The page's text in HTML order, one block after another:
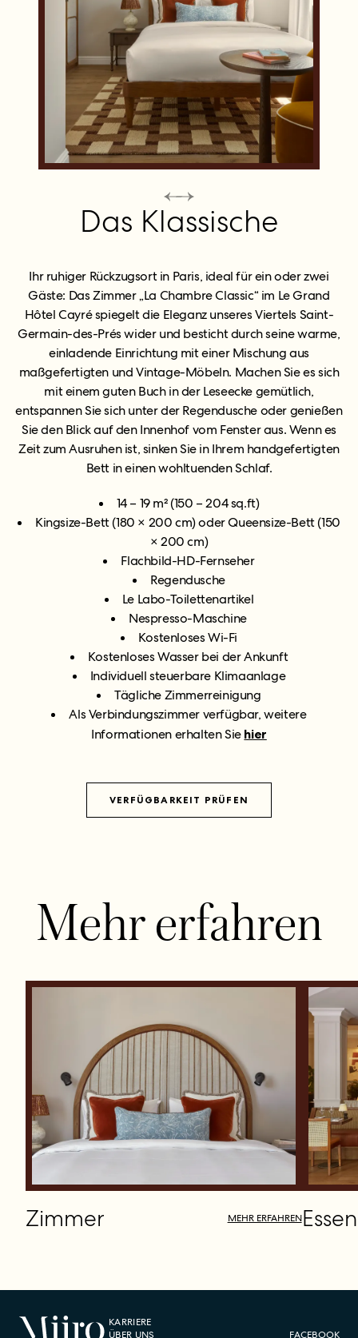
Das Klassische
Ihr ruhiger Rückzugsort in Paris, ideal für ein oder zwei
Gäste: Das Zimmer „La Chambre Classic“ im Le Grand
Hôtel Cayré spiegelt die Eleganz unseres Viertels Saint-
Germain-des-Prés wider und besticht durch seine warme,
einladende Einrichtung mit einer Mischung aus
maßgefertigten und Vintage-Möbeln. Machen Sie es sich
mit einem guten Buch in der Leseecke gemütlich,
entspannen Sie sich unter der Regendusche oder genießen
Sie den Blick auf den Innenhof vom Fenster aus. Wenn es
Zeit zum Ausruhen ist, sinken Sie in Ihrem handgefertigten
Bett in einen wohltuenden Schlaf.
14 – 19 m² (150 – 204 sq.ft)
Kingsize-Bett (180 × 200 cm) oder Queensize-Bett (150
× 200 cm)
Flachbild-HD-Fernseher
Regendusche
Le Labo-Toilettenartikel
Nespresso-Maschine
Kostenloses Wi-Fi
Kostenloses Wasser bei der Ankunft
Individuell steuerbare Klimaanlage
Tägliche Zimmerreinigung
Als Verbindungszimmer verfügbar, weitere
Informationen erhalten Sie hier
VERFÜGBARKEIT PRÜFEN
Mehr erfahren
Zimmer MEHR ERFAHREN
KARRIERE
ÜBER UNS
FACEBOOK